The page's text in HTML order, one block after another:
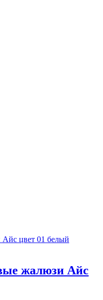
жалюзи Айс